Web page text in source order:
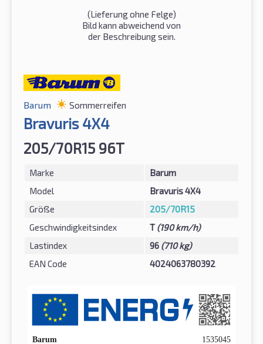
(Lieferung ohne Felge)
Bild kann abweichend von
der Beschreibung sein.
Barum Sommerreifen
Bravuris 4X4
205/70R15 96T
Marke
Barum
Model
Bravuris 4X4
Größe
205/70R15
Geschwindigkeitsindex
T (190 km/h)
Lastindex
96 (710 kg)
EAN Code
4024063780392